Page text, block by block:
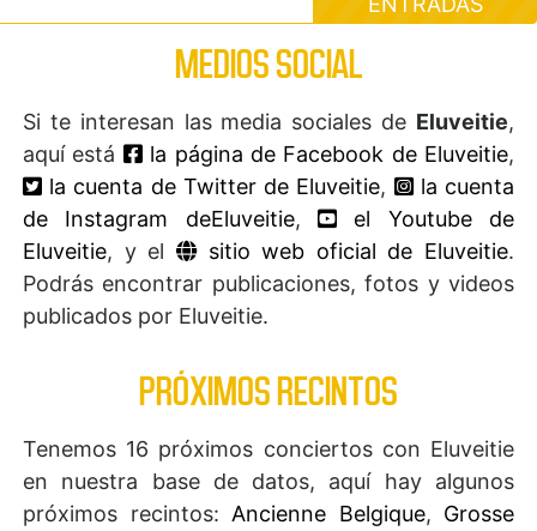
MEDIOS SOCIAL
Si te interesan las media sociales de Eluveitie,
aquí está
la página de Facebook de Eluveitie,
la cuenta de Twitter de Eluveitie,
la cuenta
de Instagram deEluveitie,
el Youtube de
Eluveitie, y el sitio web oficial de Eluveitie.
Podrás encontrar publicaciones, fotos y videos
publicados por Eluveitie.
PRÓXIMOS RECINTOS
Tenemos 16 próximos conciertos con Eluveitie
en nuestra base de datos, aquí hay algunos
próximos recintos: Ancienne Belgique, Grosse